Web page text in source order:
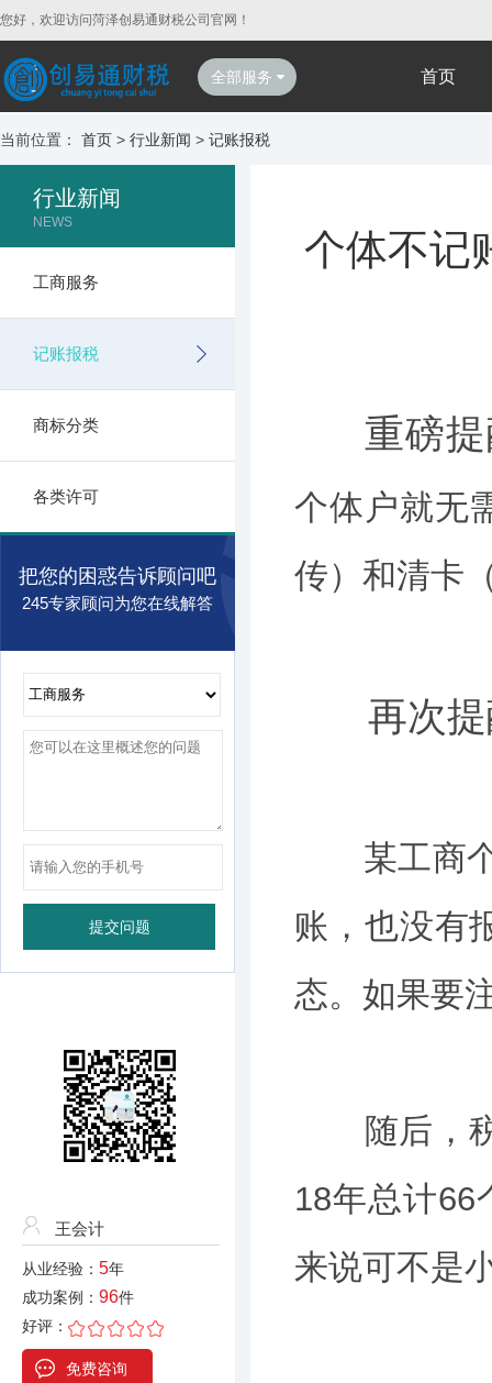
您好，欢迎访问菏泽创易通财税公司官网！
全部服务 首页
当前位置： 首页 > 行业新闻 > 记账报税
行业新闻
NEWS
工商服务
记账报税
商标分类
各类许可
把您的困惑告诉顾问吧
245专家顾问为您在线解答
王会计
从业经验： 5年
成功案例： 96件
好评：
免费咨询
个体不记
重磅
个体户就无
传）和清卡
再次提
某工商个
账，也没有
态。如果要
随后，税
18年总计66
来说可不是